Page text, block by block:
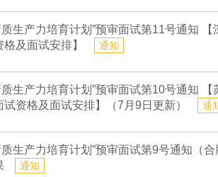
生产力培育计划”预审面试第11号通知 【
及面试安排】
通知
生产力培育计划”预审面试第10号通知 【
资格及面试安排】（7月9日更新）
通
生产力培育计划”预审面试第9号通知（合
通知